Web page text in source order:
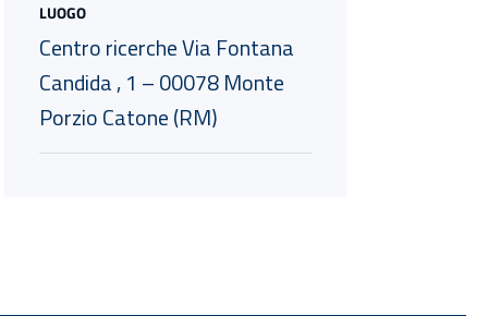
LUOGO
Centro ricerche Via Fontana
Candida , 1 – 00078 Monte
Porzio Catone (RM)